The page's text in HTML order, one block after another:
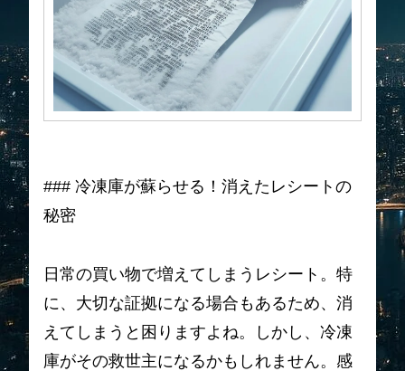
### 冷凍庫が蘇らせる！消えたレシートの
秘密
日常の買い物で増えてしまうレシート。特
に、大切な証拠になる場合もあるため、消
えてしまうと困りますよね。しかし、冷凍
庫がその救世主になるかもしれません。感